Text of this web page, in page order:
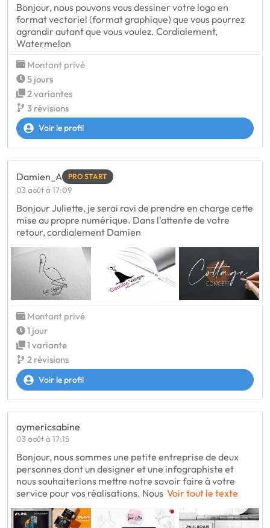
Bonjour, nous pouvons vous dessiner votre logo en
format vectoriel (format graphique) que vous pourrez
agrandir autant que vous voulez. Cordialement,
Watermelon
Montant privé
5 jours
2 variantes
3 révisions
Voir le profil
Damien_A PRO START
03 août à 17:09
Bonjour Juliette, je serai ravi de prendre en charge cette
mise au propre numérique. Dans l'attente de votre
retour, cordialement Damien
Montant privé
1 jour
1 variante
2 révisions
Voir le profil
aymericsabine
03 août à 17:15
Bonjour, nous sommes une petite entreprise de deux
personnes dont un designer et une infographiste et
nous souhaiterions mettre notre savoir faire à votre
service pour vos réalisations. Nous Voir tout le texte